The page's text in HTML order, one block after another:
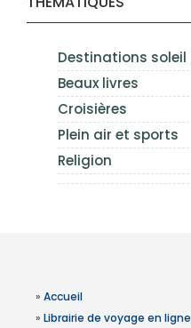
Destinations soleil
Beaux livres
Croisières
Plein air et sports
Religion
» Accueil
» Librairie de voyage en ligne